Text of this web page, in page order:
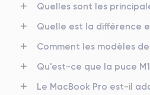
Quelles sont les
Quelle est la différence
Comment les modèles
Qu'est-ce que la puce
Le MacBook Pro est-il